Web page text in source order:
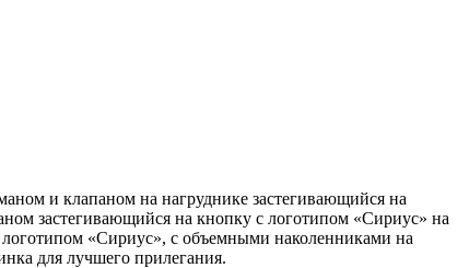
и клапаном на нагруднике застегивающийся на
застегивающийся на кнопку с логотипом «Сириус» на
«Сириус», с объемными наколенниками на
для лучшего прилегания.